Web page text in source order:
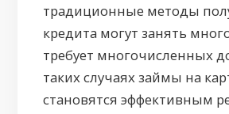
традиционные методы
кредита могут занять
требует многочисленных
таких случаях займы на
становятся эффективным